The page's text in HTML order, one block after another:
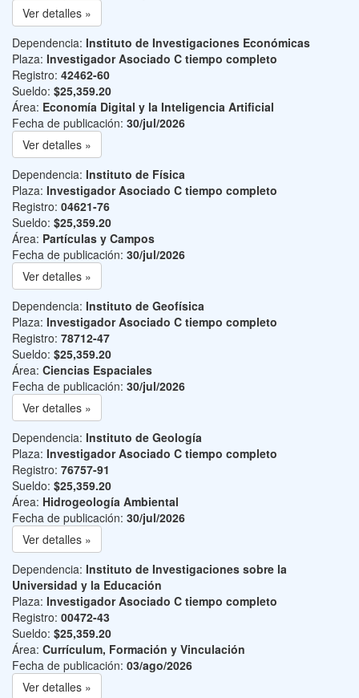
Ver detalles »
Dependencia: Instituto de Investigaciones Económicas
Plaza: Investigador Asociado C tiempo completo
Registro: 42462-60
Sueldo: $25,359.20
Área: Economía Digital y la Inteligencia Artificial
Fecha de publicación: 30/jul/2026
Ver detalles »
Dependencia: Instituto de Física
Plaza: Investigador Asociado C tiempo completo
Registro: 04621-76
Sueldo: $25,359.20
Área: Partículas y Campos
Fecha de publicación: 30/jul/2026
Ver detalles »
Dependencia: Instituto de Geofísica
Plaza: Investigador Asociado C tiempo completo
Registro: 78712-47
Sueldo: $25,359.20
Área: Ciencias Espaciales
Fecha de publicación: 30/jul/2026
Ver detalles »
Dependencia: Instituto de Geología
Plaza: Investigador Asociado C tiempo completo
Registro: 76757-91
Sueldo: $25,359.20
Área: Hidrogeología Ambiental
Fecha de publicación: 30/jul/2026
Ver detalles »
Dependencia: Instituto de Investigaciones sobre la
Universidad y la Educación
Plaza: Investigador Asociado C tiempo completo
Registro: 00472-43
Sueldo: $25,359.20
Área: Currículum, Formación y Vinculación
Fecha de publicación: 03/ago/2026
Ver detalles »